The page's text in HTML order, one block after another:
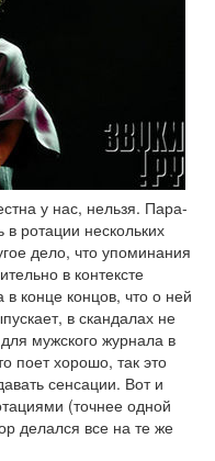
у нас, нельзя. Пара-
в ротации нескольких
дело, что упоминания
в контексте
в конце концов, что о ней
в скандалах не
мужского журнала в
поет хорошо, так это
сенсации. Вот и
(точнее одной
делался все на те же